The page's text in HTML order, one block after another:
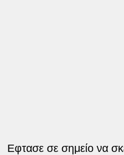
Eφτασε σε σημείο να